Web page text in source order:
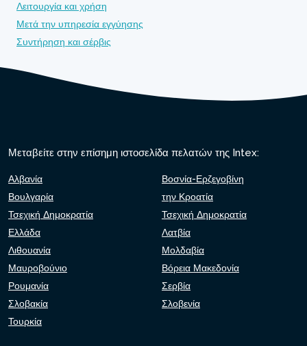
Λειτουργία και χρήση
Μετά την υπηρεσία εγγύησης
Συντήρηση και σέρβις
Μεταβείτε στην επίσημη ιστοσελίδα πελατών της Intex:
Αλβανία
Βοσνία-Ερζεγοβίνη
Βουλγαρία
την Κροατία
Τσεχική Δημοκρατία
Τσεχική Δημοκρατία
Ελλάδα
Λατβία
Λιθουανία
Μολδαβία
Μαυροβούνιο
Βόρεια Μακεδονία
Ρουμανία
Σερβία
Σλοβακία
Σλοβενία
Τουρκία